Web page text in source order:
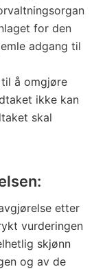
for den
adgang til
å omgjøre
ikke kan
skal
etter
vurderingen
skjønn
og av de